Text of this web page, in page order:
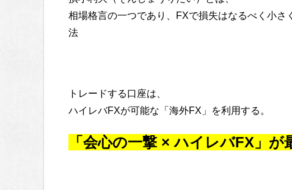
相場格言の一つであり、FXで損失はなるべく小
法
トレードする口座は、
ハイレバFXが可能な「海外FX」を利用する。
「会心の一撃 × ハイレバFX」が